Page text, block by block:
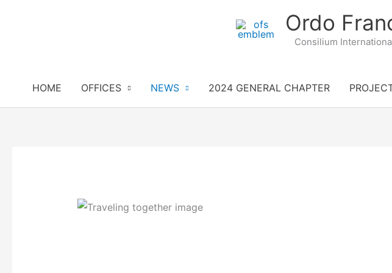
Ordo
Consilium
HOME OFFICES NEWS 2024 GENERAL CHAPTER